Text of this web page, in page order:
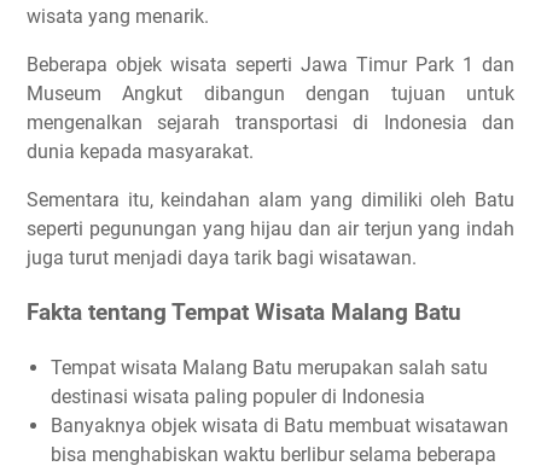
wisata yang menarik.
Beberapa objek wisata seperti Jawa Timur Park 1 dan
Museum Angkut dibangun dengan tujuan untuk
mengenalkan sejarah transportasi di Indonesia dan
dunia kepada masyarakat.
Sementara itu, keindahan alam yang dimiliki oleh Batu
seperti pegunungan yang hijau dan air terjun yang indah
juga turut menjadi daya tarik bagi wisatawan.
Fakta tentang Tempat Wisata Malang Batu
Tempat wisata Malang Batu merupakan salah satu
destinasi wisata paling populer di Indonesia
Banyaknya objek wisata di Batu membuat wisatawan
bisa menghabiskan waktu berlibur selama beberapa